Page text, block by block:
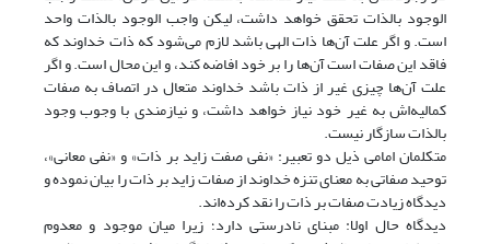
الوجود بالذات تحقق خواهد داشت، لیکن واجب الوجود بالذات واحد
است. و اگر علت آن‌ها ذات الهی باشد لازم می‌شود که ذات خداوند که
فاقد این صفات است آن‌ها را بر خود افاضه کند، و این محال است. و اگر
علت آن‌ها چیزی غیر از ذات باشد خداوند متعال در اتصاف به صفات
کمالیه‌اش به غیر خود نیاز خواهد داشت، و نیازمندی با وجوب وجود
بالذات سازگار نیست.
متکلمان امامی ذیل دو تعبیر: «نفی صفت زاید بر ذات» و «نفی معانی»،
توحید صفاتی به معنای تنزه خداوند از صفات زاید بر ذات را بیان نموده و
دیدگاه زیادت صفات بر ذات را نقد کرده‌اند‌.
دیدگاه حال اولا: مبنای نادرستی دارد؛ زیرا میان موجود و معدوم